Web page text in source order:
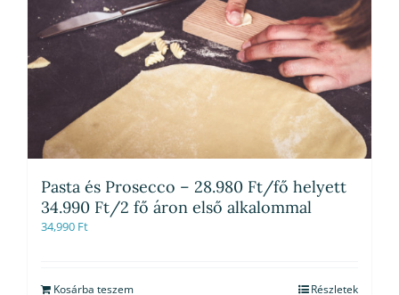
Pasta és Prosecco – 28.980 Ft/fő helyett
34.990 Ft/2 fő áron első alkalommal
34,990 Ft
Kosárba teszem Részletek